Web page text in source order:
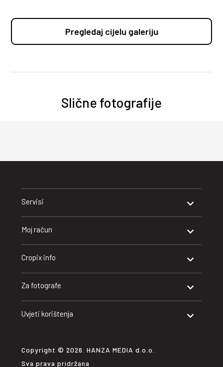
Pregledaj cijelu galeriju
Slične fotografije
Servisi
Moj račun
Cropix info
Za fotografe
Uvjeti korištenja
Copyright © 2026. HANZA MEDIA d.o.o.
Sva prava pridržana